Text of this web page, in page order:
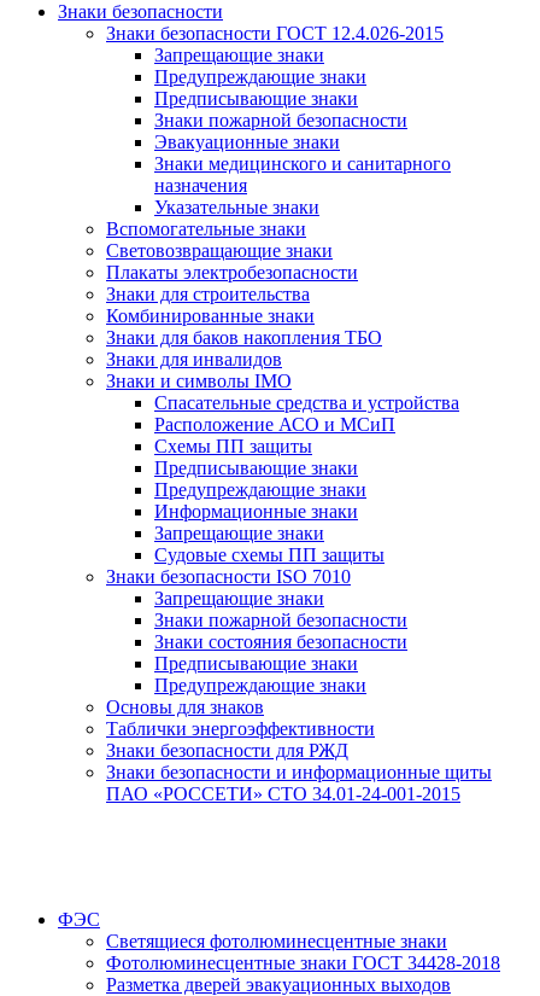
Знаки безопасности
Знаки безопасности ГОСТ 12.4.026-2015
Запрещающие знаки
Предупреждающие знаки
Предписывающие знаки
Знаки пожарной безопасности
Эвакуационные знаки
Знаки медицинского и санитарного
назначения
Указательные знаки
Вспомогательные знаки
Световозвращающие знаки
Плакаты электробезопасности
Знаки для строительства
Комбинированные знаки
Знаки для баков накопления ТБО
Знаки для инвалидов
Знаки и символы IMO
Спасательные средства и устройства
Расположение АСО и МСиП
Схемы ПП защиты
Предписывающие знаки
Предупреждающие знаки
Информационные знаки
Запрещающие знаки
Судовые схемы ПП защиты
Знаки безопасности ISO 7010
Запрещающие знаки
Знаки пожарной безопасности
Знаки состояния безопасности
Предписывающие знаки
Предупреждающие знаки
Основы для знаков
Таблички энергоэффективности
Знаки безопасности для РЖД
Знаки безопасности и информационные щиты
ПАО «РОССЕТИ» СТО 34.01-24-001-2015
ФЭС
Светящиеся фотолюминесцентные знаки
Фотолюминесцентные знаки ГОСТ 34428-2018
Разметка дверей эвакуационных выходов